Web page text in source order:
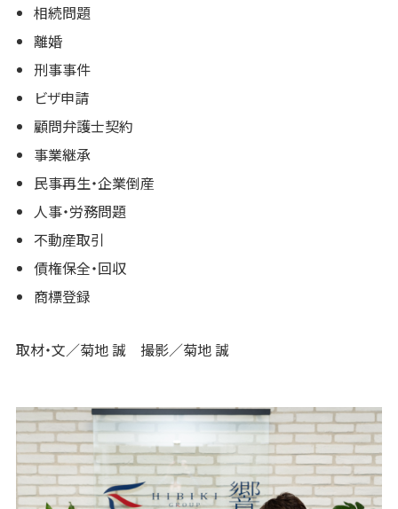
相続問題
離婚
刑事事件
ビザ申請
顧問弁護士契約
事業継承
民事再生・企業倒産
人事・労務問題
不動産取引
債権保全・回収
商標登録
取材・文／菊地 誠 撮影／菊地 誠